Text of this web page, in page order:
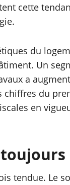
cette
du
Un
a
chiffres du
en
tendue. Le